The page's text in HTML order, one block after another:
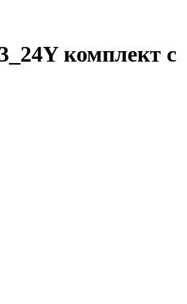
комплект с